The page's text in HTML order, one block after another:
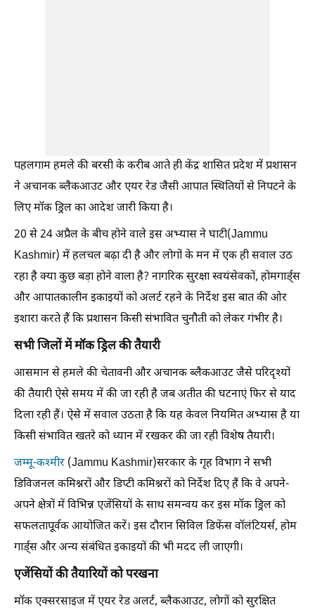
पहलगाम हमले की बरसी के करीब आते ही केंद्र शासित प्रदेश में प्रशासन
ने अचानक ब्लैकआउट और एयर रेड जैसी आपात स्थितियों से निपटने के
लिए मॉक ड्रिल का आदेश जारी किया है।
20 से 24 अप्रैल के बीच होने वाले इस अभ्यास ने घाटी(Jammu
Kashmir) में हलचल बढ़ा दी है और लोगों के मन में एक ही सवाल उठ
रहा है क्या कुछ बड़ा होने वाला है? नागरिक सुरक्षा स्वयंसेवकों, होमगार्ड्स
और आपातकालीन इकाइयों को अलर्ट रहने के निर्देश इस बात की ओर
इशारा करते हैं कि प्रशासन किसी संभावित चुनौती को लेकर गंभीर है।
सभी जिलों में मॉक ड्रिल की तैयारी
आसमान से हमले की चेतावनी और अचानक ब्लैकआउट जैसे परिदृश्यों
की तैयारी ऐसे समय में की जा रही है जब अतीत की घटनाएं फिर से याद
दिला रही हैं। ऐसे में सवाल उठता है कि यह केवल नियमित अभ्यास है या
किसी संभावित खतरे को ध्यान में रखकर की जा रही विशेष तैयारी।
जम्मू-कश्मीर (Jammu Kashmir)सरकार के गृह विभाग ने सभी
डिविजनल कमिश्नरों और डिप्टी कमिश्नरों को निर्देश दिए हैं कि वे अपने-
अपने क्षेत्रों में विभिन्न एजेंसियों के साथ समन्वय कर इस मॉक ड्रिल को
सफलतापूर्वक आयोजित करें। इस दौरान सिविल डिफेंस वॉलंटियर्स, होम
गार्ड्स और अन्य संबंधित इकाइयों की भी मदद ली जाएगी।
एजेंसियों की तैयारियों को परखना
मॉक एक्सरसाइज में एयर रेड अलर्ट, ब्लैकआउट, लोगों को सुरक्षित